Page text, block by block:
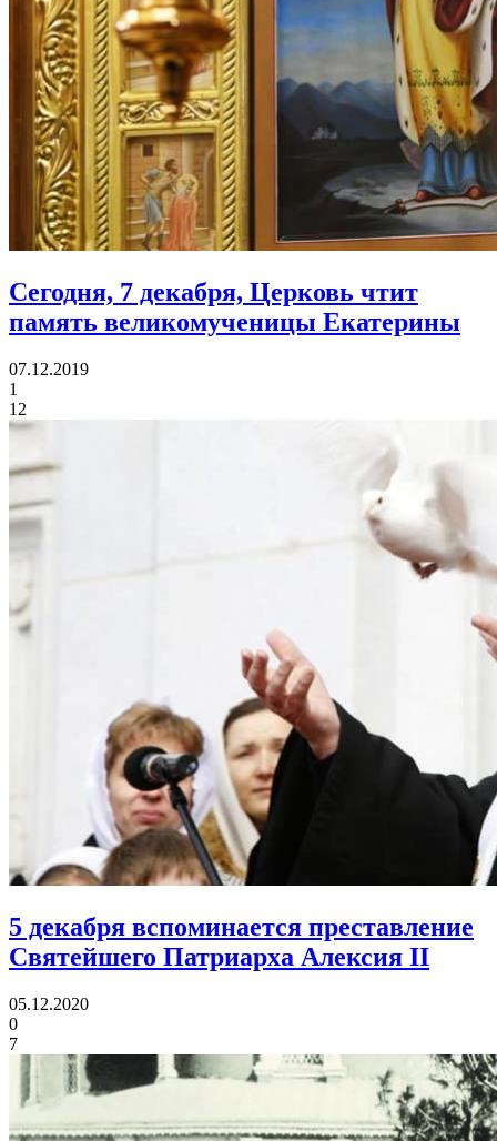
Сегодня, 7 декабря, Церковь чтит
память великомученицы Екатерины
07.12.2019
1
12
5 декабря вспоминается преставление
Святейшего Патриарха Алексия II
05.12.2020
0
7